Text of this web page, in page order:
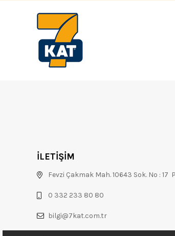
İLETİŞİM
Fevzi Çakmak Mah. 10643 Sok. No : 17
0 332 233 80 80
bilgi@7kat.com.tr